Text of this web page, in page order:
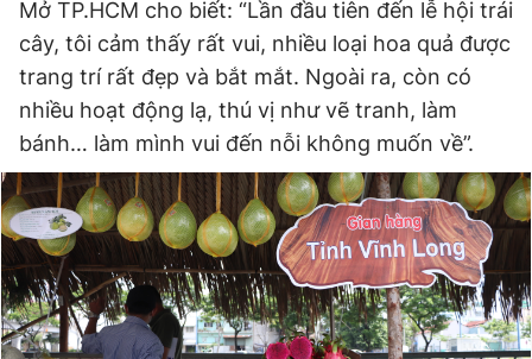
Mở TP.HCM cho biết: “Lần đầu tiên đến lễ hội trái
cây, tôi cảm thấy rất vui, nhiều loại hoa quả được
trang trí rất đẹp và bắt mắt. Ngoài ra, còn có
nhiều hoạt động lạ, thú vị như vẽ tranh, làm
bánh… làm mình vui đến nỗi không muốn về”.